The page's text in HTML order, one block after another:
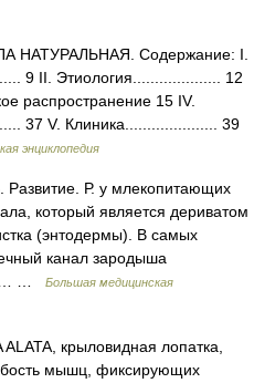
НАТУРАЛЬНАЯ. Содержание: I.
9 II. Этиология.................... 12
распространение 15 IV.
37 V. Клиника..................... 39
энциклопедия
Р. у млекопитающих
который является дериватом
(энтодермы). В самых
канал зародыша
…
Большая медицинская
крыловидная лопатка,
мышц, фиксирующих